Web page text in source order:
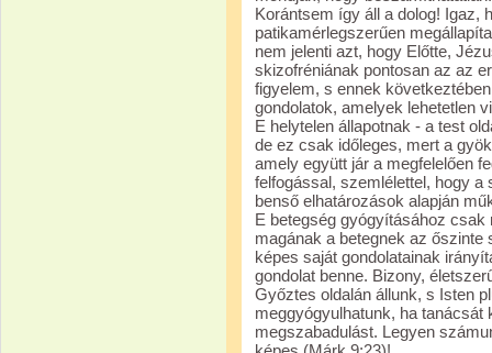
Korántsem így áll a dolog! Igaz,
patikamérlegszerűen
nem jelenti azt, hogy Előtte,
skizofréniának pontosan az az
figyelem, s ennek
gondolatok, amelyek lehetetlen
E helytelen állapotnak - a test
de ez csak időleges, mert a
amely együtt jár a megfelelően
felfogással, szemlélettel, hogy a
benső elhatározások alapján
E betegség gyógyításához
magának a betegnek az
képes saját gondolatainak
gondolat benne. Bizony,
Győztes oldalán állunk, s Isten
meggyógyulhatunk, ha
megszabadulást. Legyen